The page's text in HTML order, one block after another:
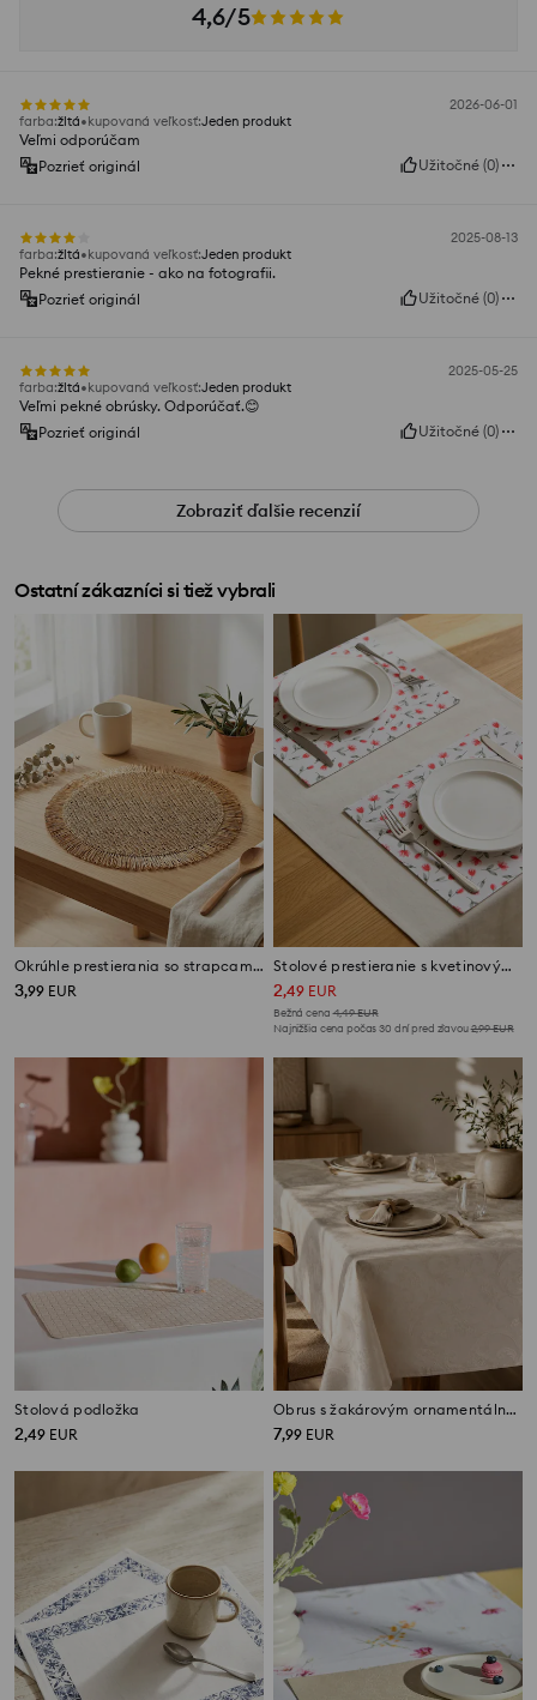
4,6/5
2026-06-01
farba:žltá kupovaná veľkosť:Jeden produkt
Veľmi odporúčam
Pozrieť originál
Užitočné (0)
2025-08-13
farba:žltá kupovaná veľkosť:Jeden produkt
Pekné prestieranie - ako na fotografii.
Pozrieť originál
Užitočné (0)
2025-05-25
farba:žltá kupovaná veľkosť:Jeden produkt
Veľmi pekné obrúsky. Odporúčať.😊
Pozrieť originál
Užitočné (0)
Zobraziť ďalšie recenzií
Ostatní zákazníci si tiež vybrali
Okrúhle prestierania so strapcami 2 pack
3,99 EUR
Stolové prestieranie s kvetinovým motívom, 2 ks
2,49 EUR
Bežná cena 4,49EUR
Najnižšia cena počas 30 dní pred zľavou2,99EUR
Stolová podložka
2,49 EUR
Obrus s žakárovým ornamentálnym vzorom
7,99 EUR